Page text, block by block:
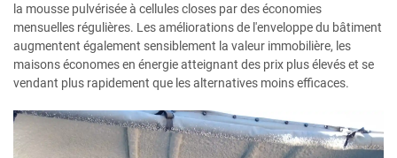
la mousse pulvérisée à cellules closes par des économies
mensuelles régulières. Les améliorations de l'enveloppe du bâtiment
augmentent également sensiblement la valeur immobilière, les
maisons économes en énergie atteignant des prix plus élevés et se
vendant plus rapidement que les alternatives moins efficaces.